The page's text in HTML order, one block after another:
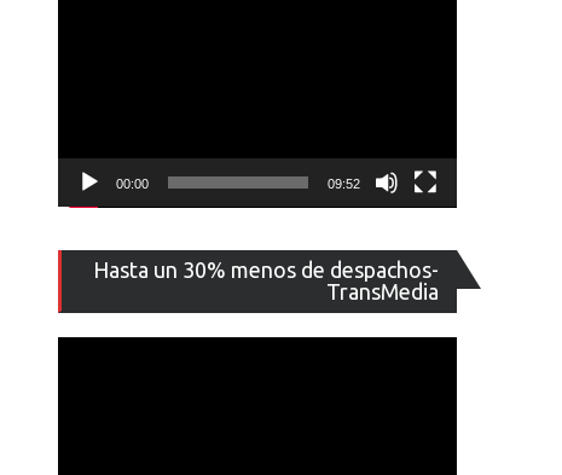
00:00 09:52
Hasta un 30% menos de despachos-
TransMedia
de
vídeo